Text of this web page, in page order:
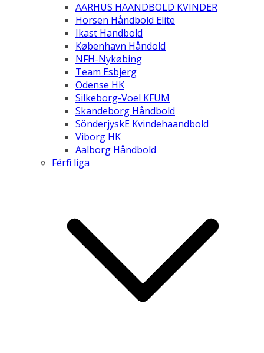
AARHUS HAANDBOLD KVINDER
Horsen Håndbold Elite
Ikast Handbold
København Håndold
NFH-Nykøbing
Team Esbjerg
Odense HK
Silkeborg-Voel KFUM
Skandeborg Håndbold
SönderjyskE Kvindehaandbold
Viborg HK
Aalborg Håndbold
Férfi liga